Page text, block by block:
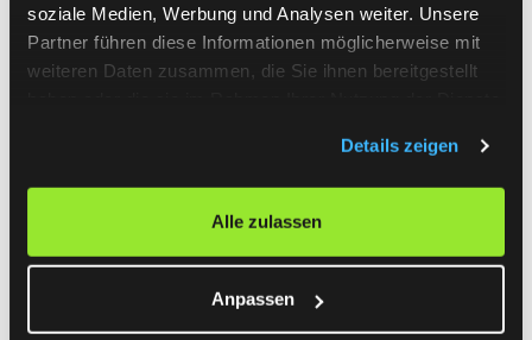
soziale Medien, Werbung und Analysen weiter. Unsere
Partner führen diese Informationen möglicherweise mit
weiteren Daten zusammen, die Sie ihnen bereitgestellt
Details zeigen
Alle zulassen
Anpassen
Mitarbeiter:innen sollten befähigt werden,
ihren eigenen Input in die Kundeninteraktionen
einfließen zu lassen. Ein motiviertes und gut
Unternehmens lebt, trägt entscheidend zur
kontinuierliche Weiterbildung der
in die eigene Belegschaft, sondern stellt auch
einen Wettbewerbsvorteil dar.